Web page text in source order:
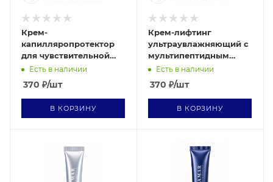
Крем-
капилляропротектор
для чувствительной
кожи STOP REDNESS 10
Есть в наличии
370 ₽/шт
В КОРЗИНУ
Крем-лифтинг
ультраувлажняющий с
мультипептидным
комплексом и
сфинголипидами LIFT
ACTIVE 10 мл
Есть в наличии
370 ₽/шт
В КОРЗИНУ